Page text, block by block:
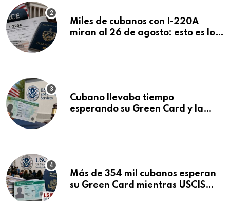
Miles de cubanos con I-220A
miran al 26 de agosto: esto es lo
Cubano llevaba tiempo
esperando su Green Card y la
Más de 354 mil cubanos esperan
su Green Card mientras USCIS